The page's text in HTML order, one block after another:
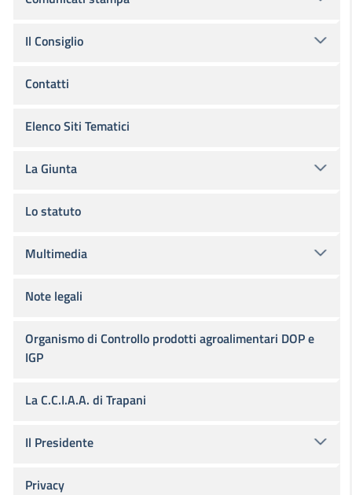
Il Consiglio
Contatti
Elenco Siti Tematici
La Giunta
Lo statuto
Multimedia
Note legali
Organismo di Controllo prodotti agroalimentari DOP e
IGP
La C.C.I.A.A. di Trapani
Il Presidente
Privacy